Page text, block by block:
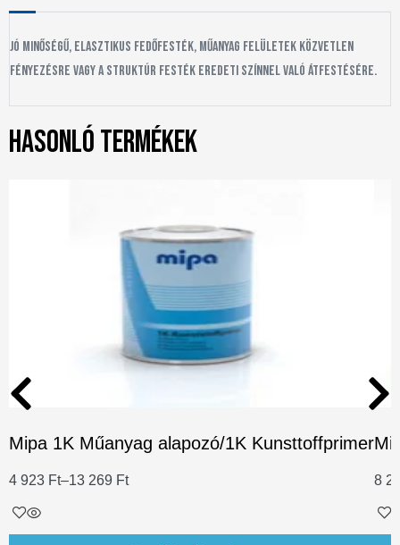
Jó minőségű, elasztikus fedőfesték, műanyag felületek közvetlen
fényezésre vagy a struktúr festék eredeti színnel való átfestésére.
Hasonló termékek
Mipa 1K Műanyag alapozó/1K Kunsttoffprimer
4 923 Ft–13 269 Ft 8